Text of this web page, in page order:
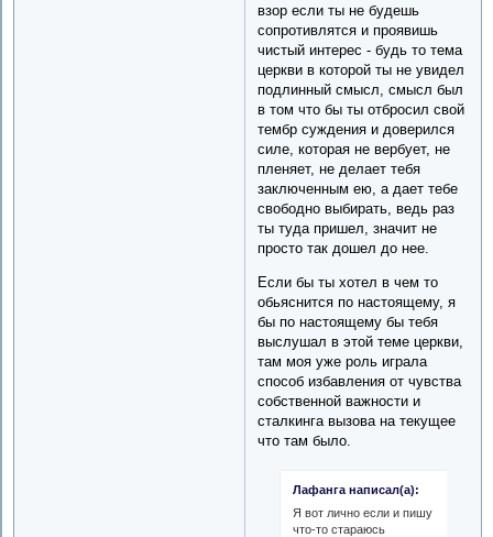
взор если ты не будешь
сопротивлятся и проявишь
чистый интерес - будь то тема
церкви в которой ты не увидел
подлинный смысл, смысл был
в том что бы ты отбросил свой
тембр суждения и доверился
силе, которая не вербует, не
пленяет, не делает тебя
заключенным ею, а дает тебе
свободно выбирать, ведь раз
ты туда пришел, значит не
просто так дошел до нее.
Если бы ты хотел в чем то
обьяснится по настоящему, я
бы по настоящему бы тебя
выслушал в этой теме церкви,
там моя уже роль играла
способ избавления от чувства
собственной важности и
сталкинга вызова на текущее
что там было.
Лафанга написал(а):
Я вот лично если и пишу
что-то стараюсь